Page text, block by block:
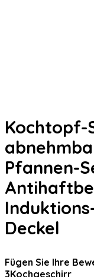
Kochtopf-
Pfannen-
Deckel
Fügen Sie Ihre
3Kochgeschirr